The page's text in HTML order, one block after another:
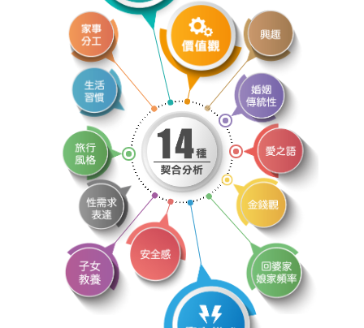
OSPD
OSPD
OSPD
OSPD
OSPD
OSPD
OSPD
OSPD